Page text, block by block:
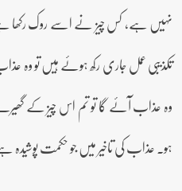
نہیں ہے، کس چیز نے اسے روک رکھا
تکذیبی عمل جاری رکھ ہوئے ہیں تو وہ
وہ عذاب آئے گا تو تم اس چیز کے
ہو۔ عذاب کی تاخیر میں جو حکمت پوشیدہ